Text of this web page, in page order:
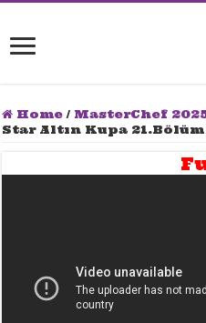
Home/ MasterChef
Star Altın Kupa